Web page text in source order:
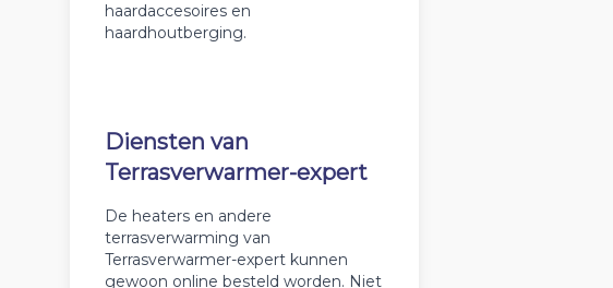
haardaccesoires en
haardhoutberging.
Diensten van
Terrasverwarmer-expert
De heaters en andere
terrasverwarming van
Terrasverwarmer-expert kunnen
gewoon online besteld worden. Niet